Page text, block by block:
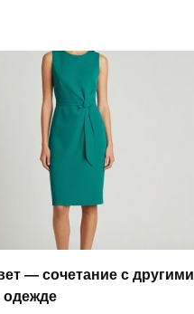
— сочетание с другими
одежде